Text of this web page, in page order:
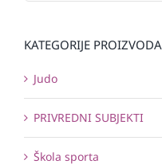
KATEGORIJE PROIZVODA
Judo
PRIVREDNI SUBJEKTI
Škola sporta